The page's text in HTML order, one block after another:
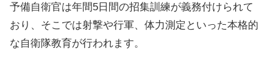
予備自衛官は年間5日間の招集訓練が義務付けられて
おり、そこでは射撃や行軍、体力測定といった本格的
な自衛隊教育が行われます。